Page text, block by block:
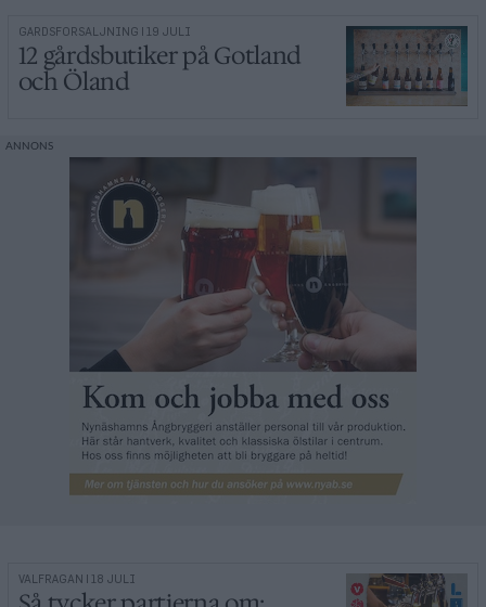
GÅRDSFÖRSÄLJNING | 19 JULI
12 gårdsbutiker på Gotland
och Öland
VALFRÅGAN | 18 JULI